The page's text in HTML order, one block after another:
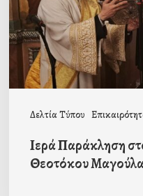
Δελτία Τύπου
της
Θεοτόκου
Μαγούλας
Ιερά Παράκληση
Θεοτόκου